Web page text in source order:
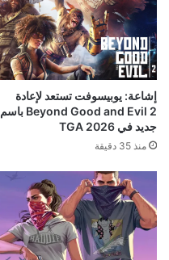
إشاعة: يوبيسوفت تستعد لإعادة
Beyond Good and Evil 2 باسم
جديد في TGA 2026
منذ 35 دقيقة